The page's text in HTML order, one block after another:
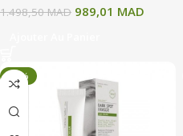
1.498,50MAD 989,01 MAD
-34%